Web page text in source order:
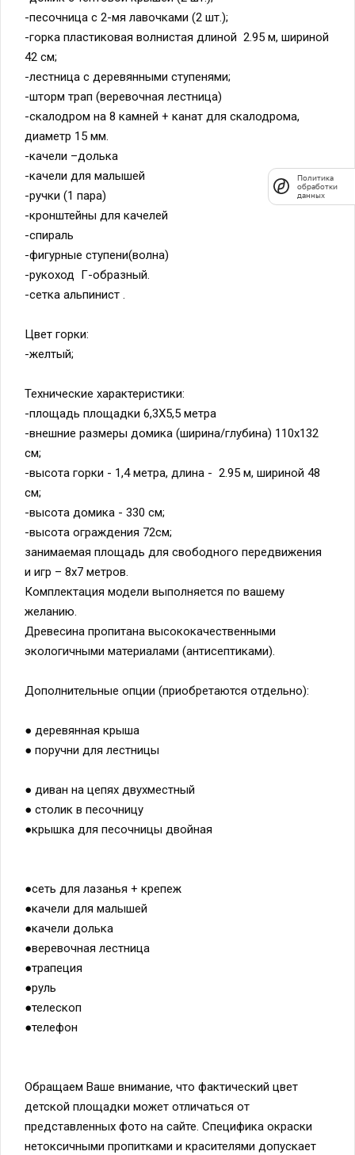
-песочница с 2-мя лавочками (2 шт.);
-горка пластиковая волнистая длиной 2.95 м, шириной
42 см;
-лестница с деревянными ступенями;
-шторм трап (веревочная лестница)
-скалодром на 8 камней + канат для скалодрома,
диаметр 15 мм.
-качели –долька
-качели для малышей
-ручки (1 пара)
-кронштейны для качелей
-спираль
-фигурные ступени(волна)
-рукоход Г-образный.
-сетка альпинист .
Цвет горки:
-желтый;
Технические характеристики:
-площадь площадки 6,3Х5,5 метра
-внешние размеры домика (ширина/глубина) 110х132
см;
-высота горки - 1,4 метра, длина - 2.95 м, шириной 48
см;
-высота домика - 330 см;
-высота ограждения 72см;
занимаемая площадь для свободного передвижения
и игр – 8х7 метров.
Комплектация модели выполняется по вашему
желанию.
Древесина пропитана высококачественными
экологичными материалами (антисептиками).
Дополнительные опции (приобретаются отдельно):
● деревянная крыша
● поручни для лестницы
● диван на цепях двухместный
● столик в песочницу
●крышка для песочницы двойная
●сеть для лазанья + крепеж
●качели для малышей
●качели долька
●веревочная лестница
●трапеция
●руль
●телескоп
●телефон
Обращаем Ваше внимание, что фактический цвет
детской площадки может отличаться от
представленных фото на сайте. Специфика окраски
нетоксичными пропитками и красителями допускает
Политика
обработки
данных